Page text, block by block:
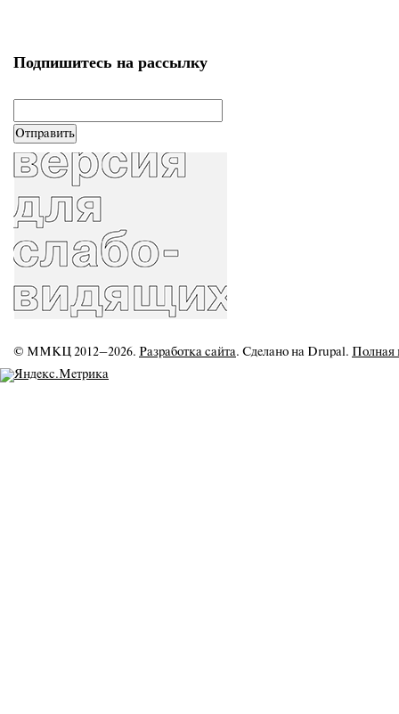
Подпишитесь на рассылку
© ММКЦ 2012–2026. Разработка сайта. Сделано на Drupal. Полная